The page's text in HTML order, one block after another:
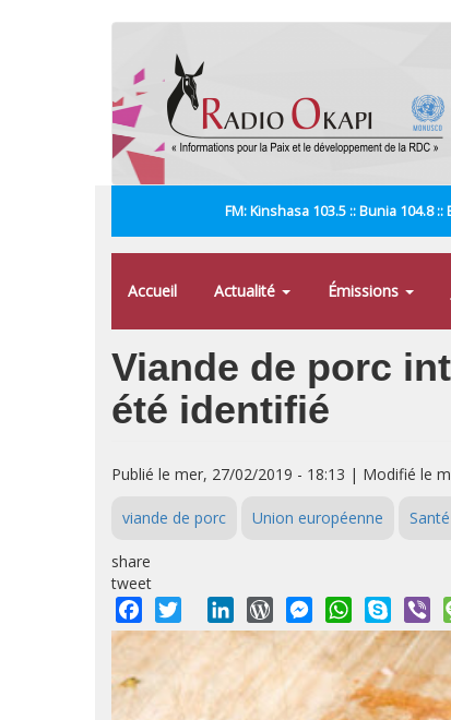
FM: Kinshasa 103.5 :: Bunia 104.8
Accueil Actualité Émissions
Viande de porc
été identifié
Publié le mer, 27/02/2019 - 18:13 | Modifié le
viande de porc Union européenne Santé
share
tweet
Facebook
Twitter LinkedInWordPressMessengerWhatsApp
Skype